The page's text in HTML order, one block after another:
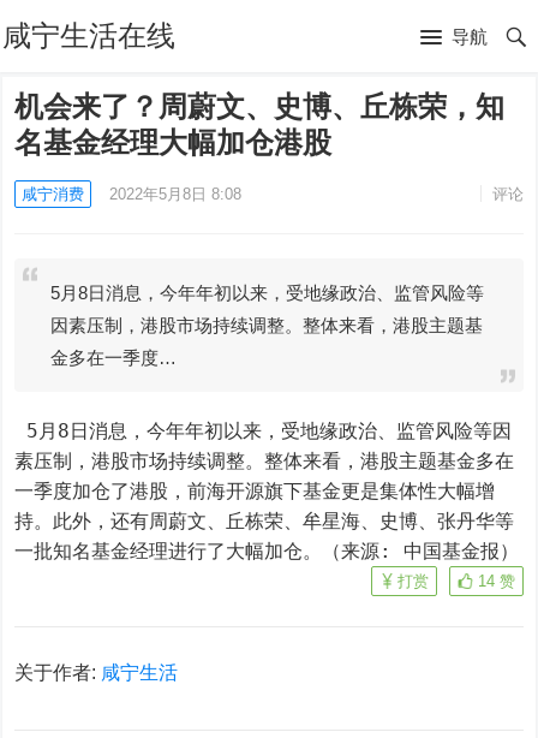
咸宁生活在线 导航
机会来了？周蔚文、史博、丘栋荣，知
名基金经理大幅加仓港股
咸宁消费 2022年5月8日 8:08 评论
5月8日消息，今年年初以来，受地缘政治、监管风险等
因素压制，港股市场持续调整。整体来看，港股主题基
金多在一季度…
素压制，港股市场持续调整。整体来看，港股主题基金多在
一季度加仓了港股，前海开源旗下基金更是集体性大幅增
持。此外，还有周蔚文、丘栋荣、牟星海、史博、张丹华等
一批知名基金经理进行了大幅加仓。（来源: 中国基金报）
14 赞
打赏
关于作者: 咸宁生活